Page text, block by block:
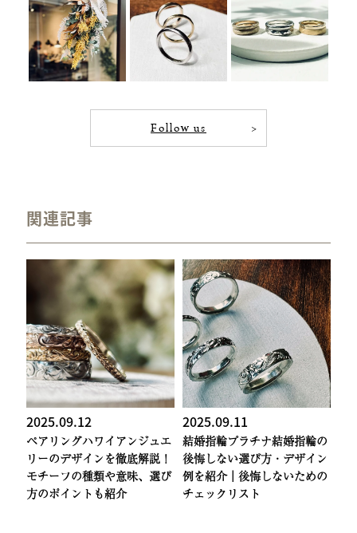
Follow us
関連記事
2025.09.12
ペアリングハワイアンジュエ
リーのデザインを徹底解説！
モチーフの種類や意味、選び
方のポイントも紹介
2025.09.11
結婚指輪プラチナ結婚指輪の
後悔しない選び方・デザイン
例を紹介｜後悔しないための
チェックリスト